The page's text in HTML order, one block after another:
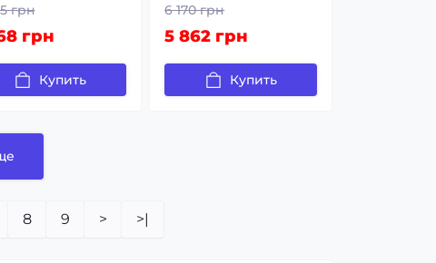
грн
грн
Купить
6 170 грн
5 862 грн
Купить
8 9 > >|